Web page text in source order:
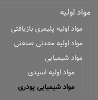
مواد اولیه
مواد اولیه پلیمری بازیافتی
مواد اولیه معدنی صنعتی
مواد شیمیایی
مواد اولیه اسیدی
مواد شیمیایی پودری